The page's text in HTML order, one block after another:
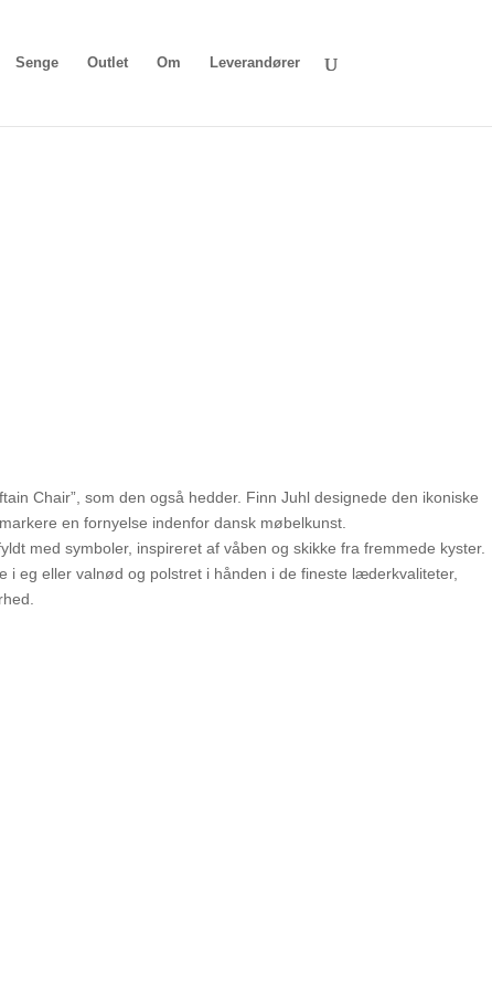
Senge Outlet Om Leverandører
Chair”, som den også hedder. Finn Juhl designede den ikoniske
en fornyelse indenfor dansk møbelkunst.
med symboler, inspireret af våben og skikke fra fremmede kyster.
i eg eller valnød og polstret i hånden i de fineste læderkvaliteter,